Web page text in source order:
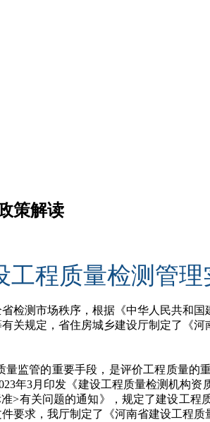
策解读
工程质量检测管
检测市场秩序，根据《中华人民共和
关规定，省住房城乡建设厅制定了《
管的重要手段，是评价工程质量的
年3月印发《建设工程质量检测机构
>有关问题的通知》，规定了建设工
要求，我厅制定了《河南省建设工程质